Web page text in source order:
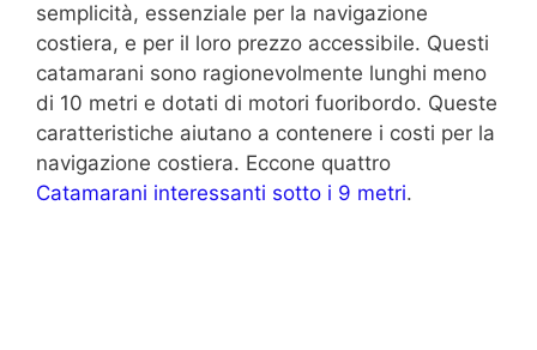
semplicità, essenziale per la navigazione
costiera, e per il loro prezzo accessibile. Questi
catamarani sono ragionevolmente lunghi meno
di 10 metri e dotati di motori fuoribordo. Queste
caratteristiche aiutano a contenere i costi per la
navigazione costiera. Eccone quattro
Catamarani interessanti sotto i 9 metri.